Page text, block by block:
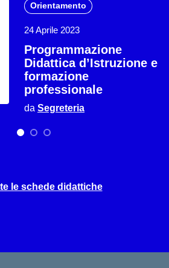
Orientamento
24 Aprile 2023
Programmazione
Didattica d’Istruzione e
formazione
professionale
da Segreteria
le schede didattiche